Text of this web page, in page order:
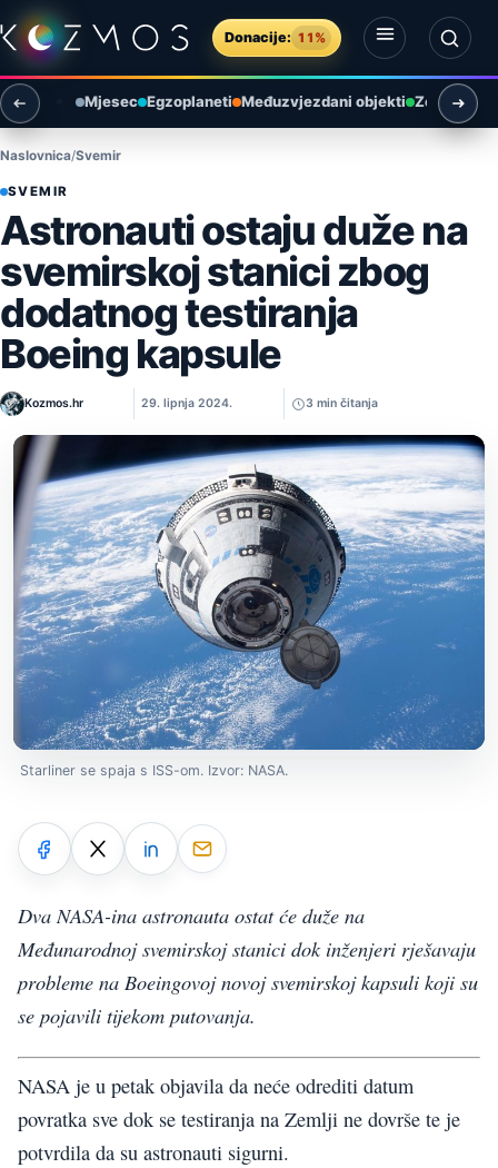
Preskoči na sadržaj
Donacije: 11%
Otvori izbornik
Otvori pretragu
Mjesec Egzoplaneti Međuzvjezdani objekti Zemlja i
Naslovnica Svemir
SVEMIR
Astronauti ostaju duže na
svemirskoj stanici zbog
dodatnog testiranja
Boeing kapsule
Kozmos.hr 29. lipnja 2024. 3 min čitanja
Starliner se spaja s ISS-om. Izvor: NASA.
Dva NASA-ina astronauta ostat će duže na
Međunarodnoj svemirskoj stanici dok inženjeri rješavaju
probleme na Boeingovoj novoj svemirskoj kapsuli koji su
se pojavili tijekom putovanja.
NASA je u petak objavila da neće odrediti datum
povratka sve dok se testiranja na Zemlji ne dovrše te je
potvrdila da su astronauti sigurni.